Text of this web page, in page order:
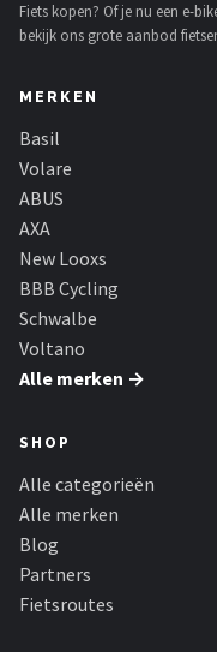
Fiets kopen? Of je nu een e-
bekijk ons grote aanbod
MERKEN
Basil
Volare
ABUS
AXA
New Looxs
BBB Cycling
Schwalbe
Voltano
Alle merken →
SHOP
Alle categorieën
Alle merken
Blog
Partners
Fietsroutes